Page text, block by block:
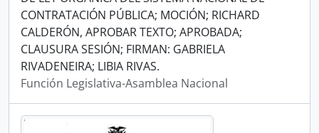
CONTRATACIÓN PÚBLICA; MOCIÓN; RICHARD
CALDERÓN, APROBAR TEXTO; APROBADA;
CLAUSURA SESIÓN; FIRMAN: GABRIELA
RIVADENEIRA; LIBIA RIVAS.
Función Legislativa-Asamblea Nacional